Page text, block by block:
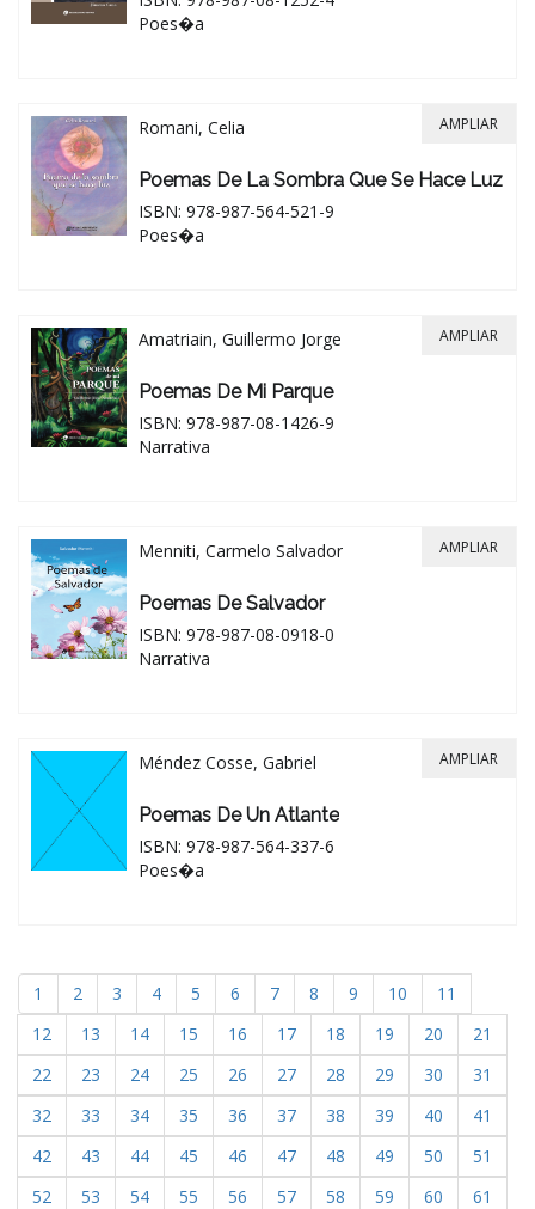
Poes�a
Romani, Celia
Poemas De La Sombra Que Se Hace Luz
ISBN: 978-987-564-521-9
Poes�a
AMPLIAR
Amatriain, Guillermo Jorge
Poemas De Mi Parque
ISBN: 978-987-08-1426-9
Narrativa
AMPLIAR
Menniti, Carmelo Salvador
Poemas De Salvador
ISBN: 978-987-08-0918-0
Narrativa
AMPLIAR
Méndez Cosse, Gabriel
Poemas De Un Atlante
ISBN: 978-987-564-337-6
Poes�a
AMPLIAR
1 2 3 4 5 6 7 8 9 10
11
12
13 14 15 16 17 18 19 20
21
22
23 24 25 26 27 28 29 30
31
32
33 34 35 36 37 38 39 40
41
42
43 44 45 46 47 48 49 50
51
52
53 54 55 56 57 58 59 60
61